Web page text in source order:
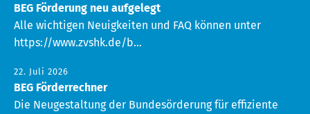
BEG Förderung neu aufgelegt
Alle wichtigen Neuigkeiten und FAQ können unter
https://www.zvshk.de/b...
22. Juli 2026
BEG Förderrechner
Die Neugestaltung der Bundesörderung für effiziente